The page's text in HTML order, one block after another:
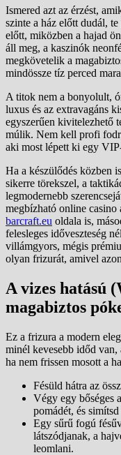
Ismered azt az érzést,
szinte a ház előtt dudál,
előtt, miközben a hajad
áll meg, a kaszinók
megkövetelik a
mindössze tíz perced
A titok nem a bonyolult,
luxus és az extravagáns
egyszerűen kivitelezhető
múlik. Nem kell profi
aki most lépett ki egy
Ha a készülődés közben
sikerre törekszel, a
legmodernebb
megbízható online
barcraft.eu oldala is,
felesleges időveszteség
villámgyors, mégis
olyan frizurát, amivel
A vizes hatású
magabiztos
Ez a frizura a modern
minél kevesebb időd
ha nem frissen mosott a
Fésüld hátra az
Végy egy bőséges
pomádét, és
Egy sűrű fogú
látszódjanak, a
leomlani.